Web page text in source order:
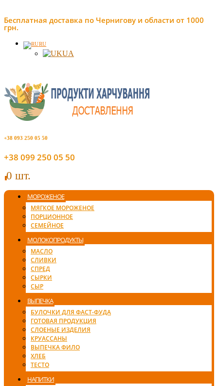
Бесплатная доставка по Чернигову и области от 1000
грн.
RU
UA
+38 093 250 05 50
+38 099 250 05 50
00 шт.
МОРОЖЕНОЕ
МЯГКОЕ МОРОЖЕНОЕ
ПОРЦИОННОЕ
СЕМЕЙНОЕ
МОЛОКОПРОДУКТЫ
МАСЛО
СЛИВКИ
СПРЕД
СЫРКИ
СЫР
ВЫПЕЧКА
БУЛОЧКИ ДЛЯ ФАСТ-ФУДА
ГОТОВАЯ ПРОДУКЦИЯ
СЛОЕНЫЕ ИЗДЕЛИЯ
КРУАССАНЫ
ВЫПЕЧКА ФИЛО
ХЛЕБ
ТЕСТО
НАПИТКИ